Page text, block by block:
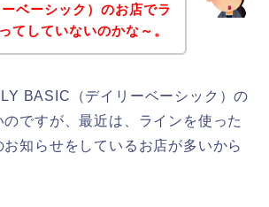
ベーシック）のお店でラ
てしていないのかな～。
BASIC（デイリーベーシック）の
ですが、最近は、ラインを使った
知らせをしているお店が多いから